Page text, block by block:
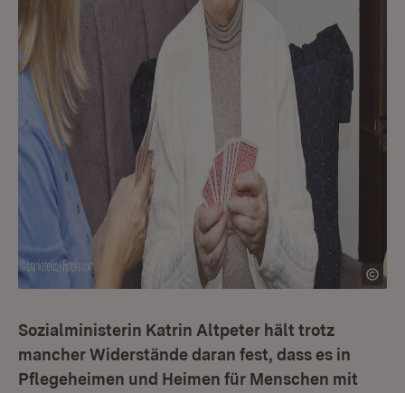
Sozialministerin Katrin Altpeter hält trotz
mancher Widerstände daran fest, dass es in
Pflegeheimen und Heimen für Menschen mit